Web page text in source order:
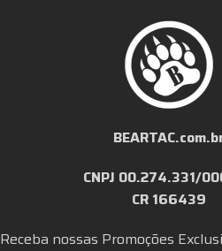
CNPJ 00.274.331/
CR 166439
Receba nossas Promoções